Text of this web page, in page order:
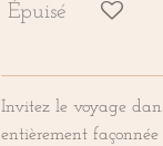
Épuisé
Invitez le voyage
entièrement